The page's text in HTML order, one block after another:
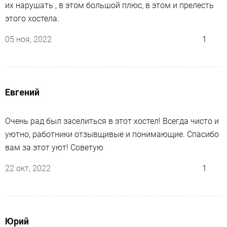
их нарушать , в этом большой плюс, в этом и прелесть
этого хостела.
05 ноя, 2022 1
Евгений
Очень рад был заселиться в этот хостел! Всегда чисто и
уютно, работники отзывщивые и понимающие. Спасибо
вам за этот уют! Советую
22 окт, 2022 1
Юрий